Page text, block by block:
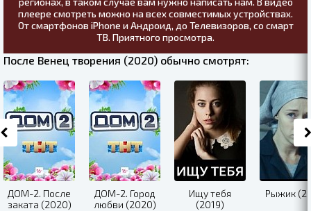
плеере смотреть можно на всех совместимых устройствах.
От смартфонов iPhone и Андроид, до Телевизоров, со смарт
ТВ. Приятного просмотра.
После Венец творения (2020) обычно смотрят:
ДОМ-2. После
заката (2020)
ДОМ-2. Город
любви (2020)
Ищу тебя
(2019)
Рыжик